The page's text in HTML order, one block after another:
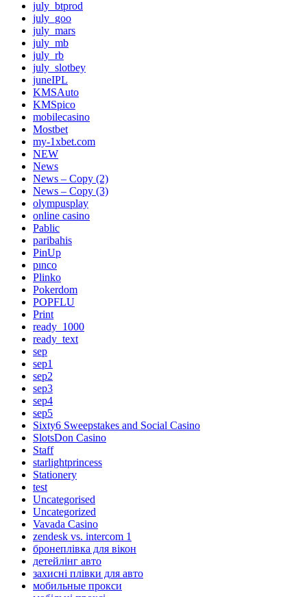
july_btprod
july_goo
july_mars
july_mb
july_rb
july_slotbey
juneIPL
KMSAuto
KMSpico
mobilecasino
Mostbet
my-1xbet.com
NEW
News
News – Copy (2)
News – Copy (3)
olympusplay
online casino
Pablic
paribahis
PinUp
pınco
Plinko
Pokerdom
POPFLU
Print
ready_1000
ready_text
sep
sep1
sep2
sep3
sep4
sep5
Sixty6 Sweepstakes and Social Casino
SlotsDon Casino
Staff
starlightprincess
Stationery
test
Uncategorised
Uncategorized
Vavada Casino
zendesk vs. intercom 1
бронеплівка для вікон
детейлінг авто
захисні плівки для авто
мобильные прокси